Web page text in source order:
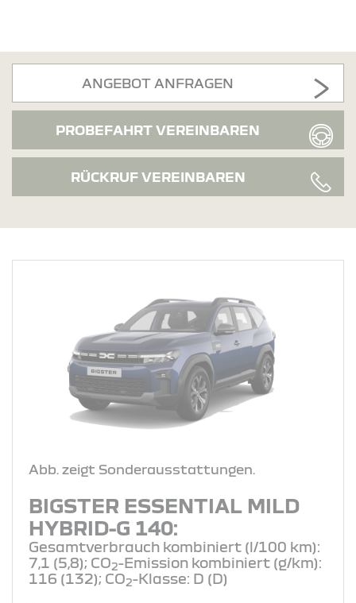
ANGEBOT ANFRAGEN
PROBEFAHRT VEREINBAREN
RÜCKRUF VEREINBAREN
Abb. zeigt Sonderausstattungen.
BIGSTER ESSENTIAL MILD
HYBRID-G 140:
Gesamtverbrauch kombiniert (l/100 km):
7,1 (5,8); CO2-Emission kombiniert (g/km):
116 (132); CO2-Klasse: D (D)